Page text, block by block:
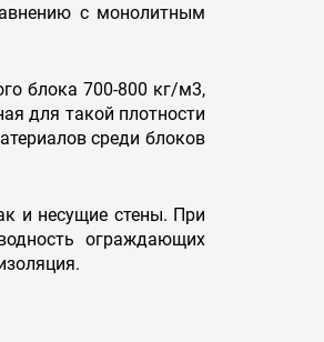
с монолитным
блока 700-800 кг/м3,
для такой плотности
среди блоков
и несущие стены. При
ограждающих